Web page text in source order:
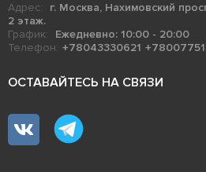
Адрес:
г. Москва, Нахимовский
2 этаж.
График:
Ежедневно: 10:00 - 20:00
Телефон: +78043330621
ОСТАВАЙТЕСЬ НА СВЯЗИ